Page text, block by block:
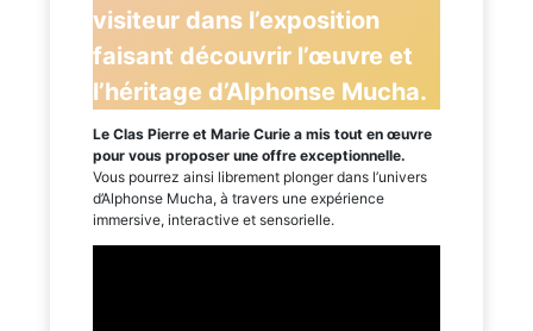
visiteur dans l’exposition
faisant découvrir l’œuvre et
l’héritage d’Alphonse Mucha.
Le Clas Pierre et Marie Curie a mis tout en œuvre
pour vous proposer une offre exceptionnelle.
Vous pourrez ainsi librement plonger dans l’univers
d’Alphonse Mucha, à travers une expérience
immersive, interactive et sensorielle.